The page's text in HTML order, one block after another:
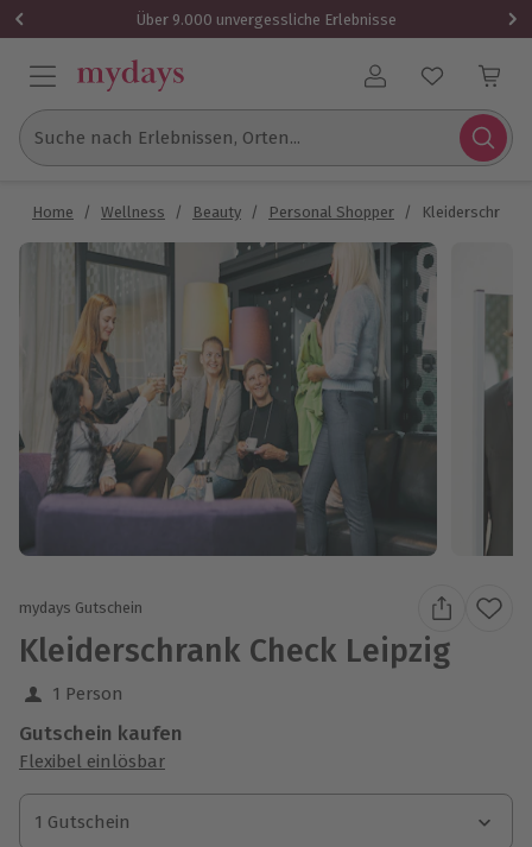
Über 9.000 unvergessliche Erlebnisse
Benutzerkonto
Suche nach Erlebnissen, Orten...
Home / Wellness / Beauty / Personal Shopper / Kleiderschrank
mydays Gutschein
Kleiderschrank Check Leipzig
1 Person
Gutschein kaufen
Flexibel einlösbar
1 Gutschein
1 Gutschein
1 Gutschein